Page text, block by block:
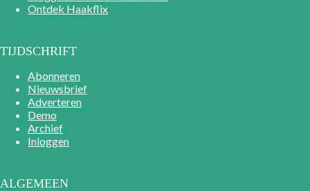
Ontdek Haakflix
TIJDSCHRIFT
Abonneren
Nieuwsbrief
Adverteren
Demo
Archief
Inloggen
ALGEMEEN